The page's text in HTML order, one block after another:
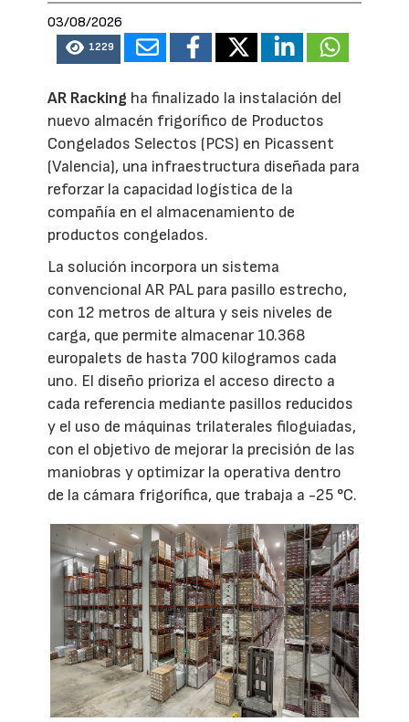
03/08/2026
1229
AR Racking ha finalizado la instalación del
nuevo almacén frigorífico de Productos
Congelados Selectos (PCS) en Picassent
(Valencia), una infraestructura diseñada para
reforzar la capacidad logística de la
compañía en el almacenamiento de
productos congelados.
La solución incorpora un sistema
convencional AR PAL para pasillo estrecho,
con 12 metros de altura y seis niveles de
carga, que permite almacenar 10.368
europalets de hasta 700 kilogramos cada
uno. El diseño prioriza el acceso directo a
cada referencia mediante pasillos reducidos
y el uso de máquinas trilaterales filoguiadas,
con el objetivo de mejorar la precisión de las
maniobras y optimizar la operativa dentro
de la cámara frigorífica, que trabaja a -25 °C.